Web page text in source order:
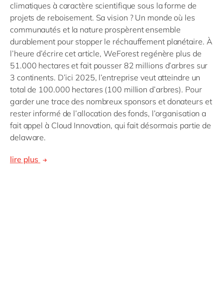
climatiques à caractère scientifique sous la forme de
projets de reboisement. Sa vision ? Un monde où les
communautés et la nature prospèrent ensemble
durablement pour stopper le réchauffement planétaire. À
l’heure d’écrire cet article, WeForest regénère plus de
51.000 hectares et fait pousser 82 millions d’arbres sur
3 continents. D’ici 2025, l’entreprise veut atteindre un
total de 100.000 hectares (100 million d’arbres). Pour
garder une trace des nombreux sponsors et donateurs et
rester informé de l’allocation des fonds, l’organisation a
fait appel à Cloud Innovation, qui fait désormais partie de
delaware.
lire plus